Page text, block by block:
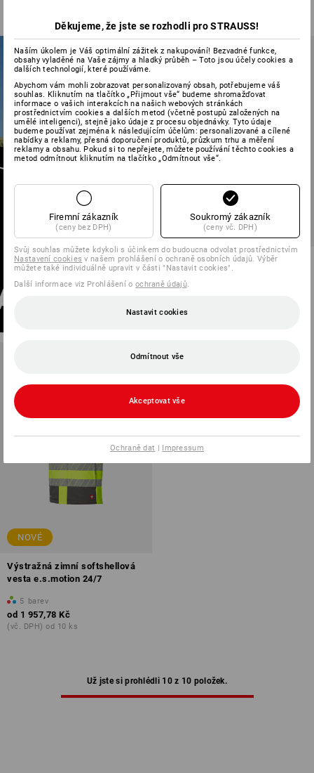
NAJÍT BUNDU
MÍSTO HLEDÁNÍ
do vyhledávače bund
Výstražná vesta e.s.motion
24/7 uni
od 422,29 Kč
NOVÉ
Výstražná zimní softshellová
vesta e.s.motion 24/7
5 barev
od 1 957,78 Kč
(vč. DPH) od 10 ks
Už jste si prohlédli 10 z 10 položek.
Děkujeme, že jste se rozhodli pro STRAUSS!
Naším úkolem je Váš optimální zážitek z nakupování! Bezvadné funkce,
obsahy vyladěné na Vaše zájmy a hladký průběh – Toto jsou účely cookies a
dalších technologií, které používáme.
Abychom vám mohli zobrazovat personalizovaný obsah, potřebujeme váš
souhlas. Kliknutím na tlačítko „Přijmout vše“ budeme shromažďovat
informace o vašich interakcích na našich webových stránkách
prostřednictvím cookies a dalších metod (včetně postupů založených na
umělé inteligenci), stejně jako údaje z procesu objednávky. Tyto údaje
budeme používat zejména k následujícím účelům: personalizované a cílené
nabídky a reklamy, přesná doporučení produktů, průzkum trhu a měření
reklamy a obsahu. Pokud si to nepřejete, můžete používání těchto cookies a
metod odmítnout kliknutím na tlačítko „Odmítnout vše“.
Firemní zákazník
(ceny bez DPH)
Soukromý zákazník
(ceny vč. DPH)
Svůj souhlas můžete kdykoli s účinkem do budoucna odvolat prostřednictvím
Nastavení cookies v našem prohlášení o ochraně osobních údajů. Výběr
můžete také individuálně upravit v části "Nastavit cookies".
Další informace viz Prohlášení o ochraně údajů.
Nastavit cookies
Odmítnout vše
Akceptovat vše
Ochraně dat | Impressum